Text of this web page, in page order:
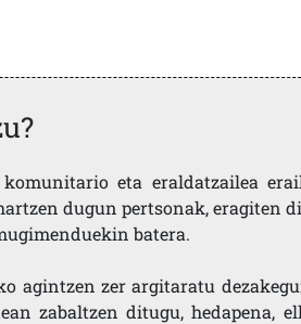
eta eraldatzailea
dugun pertsonak, eragiten
batera.
agintzen zer argitaratu
zabaltzen ditugu, hedapena,